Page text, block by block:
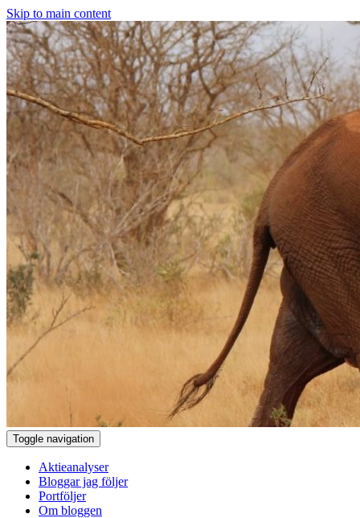
Skip to main content
Toggle navigation
Aktieanalyser
Bloggar jag följer
Portföljer
Om bloggen